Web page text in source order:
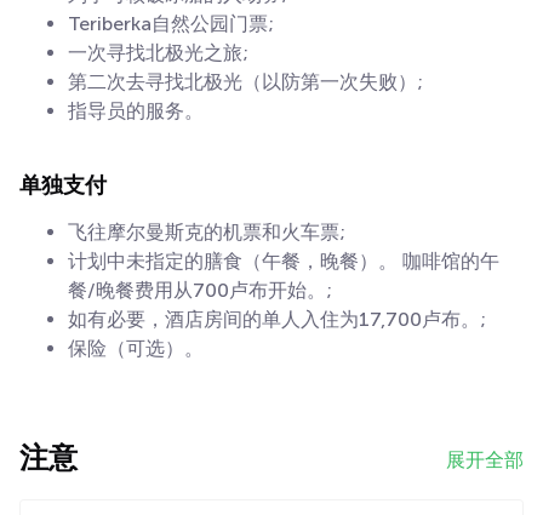
Teriberka自然公园门票;
一次寻找北极光之旅;
第二次去寻找北极光（以防第一次失败）;
指导员的服务。
单独支付
飞往摩尔曼斯克的机票和火车票;
计划中未指定的膳食（午餐，晚餐）。 咖啡馆的午
餐/晚餐费用从700卢布开始。;
如有必要，酒店房间的单人入住为17,700卢布。;
保险（可选）。
注意 展开全部